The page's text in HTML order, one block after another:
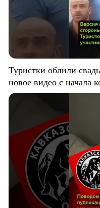
Туристки облили
новое видео с начала